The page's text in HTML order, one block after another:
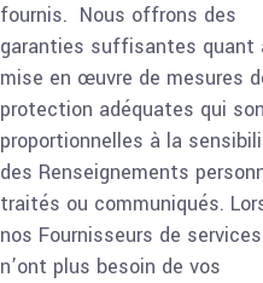
fournis. Nous offrons des
garanties suffisantes quant
mise en œuvre de mesures
protection adéquates qui
proportionnelles à la
des Renseignements
traités ou communiqués.
nos Fournisseurs de services
n’ont plus besoin de vos